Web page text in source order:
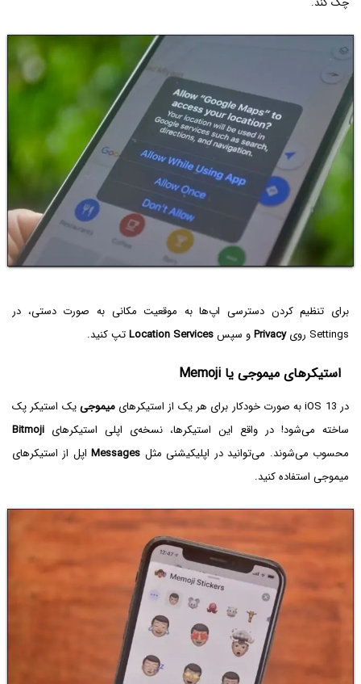
برای تنظیم کردن دسترسی اپ‌ها به موقعیت مکانی به صورت دستی، در
Settings روی
Privacyو سپسLocation Servicesتپ کنید.
استیکرهای میموجی یا Memoji
در iOS 13 به صورت خودکار برای هر یک از استیکرهای میموجییک استیکر پک
ساخته می‌شود! در واقع این استیکرها، نسخه‌ی اپلی استیکرهای Bitmoji
محسوب می‌شوند. می‌توانید در اپلیکیشنی مثل Messagesاپل از استیکرهای
میموجی استفاده کنید.